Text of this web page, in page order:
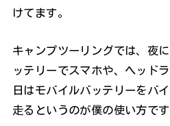
けてます。
キャンプツーリングでは、夜
ッテリーでスマホや、ヘッド
日はモバイルバッテリーをバ
走るというのが僕の使い方です